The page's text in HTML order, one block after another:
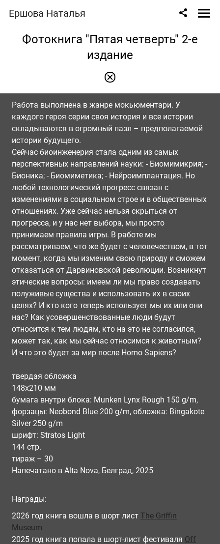
Ершова Наталья
Фотокнига "Пятая четверть" 2-е
издание
Работа выполнена в жанре мокьюментари. У
каждого героя серии своя история и все истории
складываются в огромный пазл – предполагаемой
истории будущего.
Сейчас биоинженерия стала одним из самых
перспективных направлений науки: - Биомимикрия; -
Бионика; - Биомиметика; - Нейроимплантация. Но
любой технологический прогресс связан с
изменениями в социальном строе и в общественных
отношениях. Уже сейчас нельзя скрыться от
прогресса, и у нас нет выбора, мы просто
принимаем правила игры. В работе мы
рассматриваем, что же будет с человечеством, в тот
момент, когда мы изменим свою природу и сможем
отказаться от Дарвиновской революции. Возникнут
этические вопросы: имеем ли мы право создавать
полуживые существа и использовать их в своих
целях? И кто кого теперь использует мы их или они
нас? Как усовершенствованные люди будут
относится к тем людям, кто на это не согласился,
может так, как мы сейчас относимся к животным?
И что это будет за мир после Homo Sapiens?
твердая обложка
148x210 мм
бумага внутри блока: Munken Lynx Rough 150 g/m,
форзацы: Neobond Blue 200 g/m, обложка: Bingakote
Silver 250 g/m
шрифт: Stratos Light
144 стр.
тираж – 30
Напечатано в Alta Nova, Белград, 2025
Награды:
2026 год книга вошла в шорт лист The Griffin
Museum
2025 год книга попала в шорт-лист фестиваля Off